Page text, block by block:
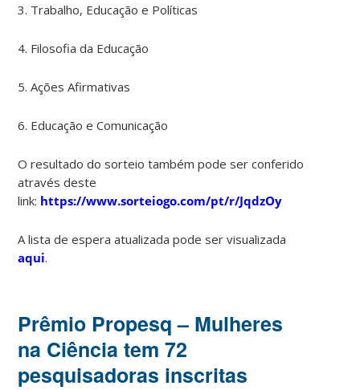
3. Trabalho, Educação e Políticas
4. Filosofia da Educação
5. Ações Afirmativas
6. Educação e Comunicação
O resultado do sorteio também pode ser conferido
através deste
link: https://www.sorteiogo.com/pt/r/JqdzOy
A lista de espera atualizada pode ser visualizada
aqui.
Prêmio Propesq – Mulheres
na Ciência tem 72
pesquisadoras inscritas